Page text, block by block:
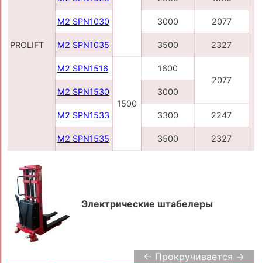
PROLIFT
M2 SPN1030 3000 2077
M2 SPN1035 3500 2327
M2 SPN1516
1500
1600
2077
M2 SPN1530
3000
M2 SPN1533 3300 2247
M2 SPN1535 3500 2327
Электрические штабелеры
← Прокручивается →